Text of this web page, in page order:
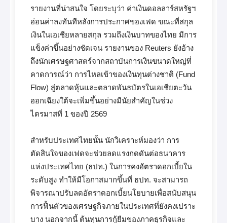
รายงานที่น่าสนใจ โดยระบุว่า ค่าเงินดอลลาร์สหรัฐฯ
อ่อนค่าลงทันทีหลังการประกาศของเฟด ขณะที่สกุล
เงินในเอเชียหลายสกุล รวมถึงเงินบาทของไทย มีการ
แข็งค่าขึ้นอย่างชัดเจน รายงานของ Reuters ยังอ้าง
ถึงนักเศรษฐศาสตร์จากสถาบันการเงินขนาดใหญ่ที่
คาดการณ์ว่า การไหลเข้าของเงินทุนต่างชาติ (Fund
Flow) สู่ตลาดหุ้นและตลาดพันธบัตรในเอเชียตะวัน
ออกเฉียงใต้จะเพิ่มขึ้นอย่างมีนัยสำคัญในช่วง
ไตรมาสที่ 1 ของปี 2569
สำหรับประเทศไทยนั้น นักวิเคราะห์มองว่า การ
ตัดสินใจของเฟดจะช่วยลดแรงกดดันต่อธนาคาร
แห่งประเทศไทย (ธปท.) ในการคงอัตราดอกเบี้ยใน
ระดับสูง ทำให้มีโอกาสมากขึ้นที่ ธปท. จะสามารถ
พิจารณาปรับลดอัตราดอกเบี้ยนโยบายเพื่อสนับสนุน
การฟื้นตัวของเศรษฐกิจภายในประเทศที่ยังคงเปราะ
บาง นอกจากนี้ ต้นทุนการกู้ยืมของภาคธุรกิจและ